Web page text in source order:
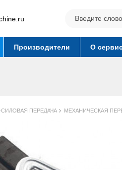
Производители О
ПЕРЕДАЧА МЕХАНИЧЕСКАЯ